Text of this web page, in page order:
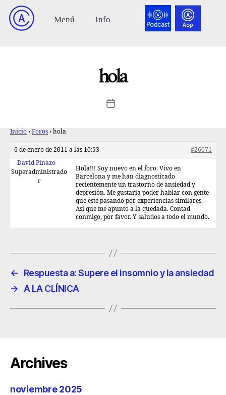
hola
Inicio › Foros › hola
6 de enero de 2011 a las 10:53
#26071
David Pinazo
Superadministrado
r
Hola!!! Soy nuevo en el foro. Vivo en
Barcelona y me han diagnosticado
recientemente un trastorno de ansiedad y
depresión. Me gustaría poder hablar con gente
que esté pasando por experiencias similares.
Así que me apunto a la quedada. Contad
conmigo, por favor. Y saludos a todo el mundo.
←
Respuesta a: Supere el insomnio y la ansiedad
→
A LA CLÍNICA
Archives
noviembre 2025